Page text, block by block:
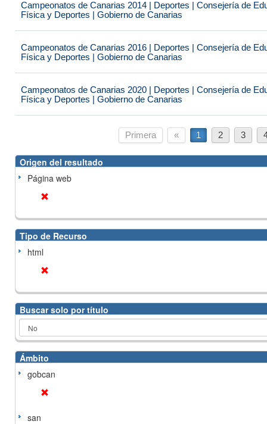
Campeonatos de Canarias 2014 | Deportes | Consejería de
Física y Deportes | Gobierno de Canarias
Campeonatos de Canarias 2016 | Deportes | Consejería de
Física y Deportes | Gobierno de Canarias
Campeonatos de Canarias 2020 | Deportes | Consejería de
Física y Deportes | Gobierno de Canarias
Primera « 1 2 3
Origen del resultado
Página web
Tipo de Recurso
html
Buscar solo por título
Ámbito
gobcan
san